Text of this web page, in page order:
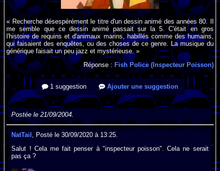
« Recherche désespérément le titre d'un dessin animé des années 80. Il
me semble que ce dessin animé passait sur la 5. C'était en gros
l'histoire de requins et d'animaux marins, habillés comme des humains,
qui faisaient des enquêtes, ou des choses de ce genre. La musique du
générique faisait un peu jazz et mystérieuse. »
Réponse : Fish Police (Inspecteur Poisson)
1 suggestion Ajouter une suggestion
Postée le 21/09/2004.
NatTail , Posté le 30/09/2020 à 13:25.
Salut ! Cela me fait penser à "inspecteur poisson". Cela ne serait
pas ça ?